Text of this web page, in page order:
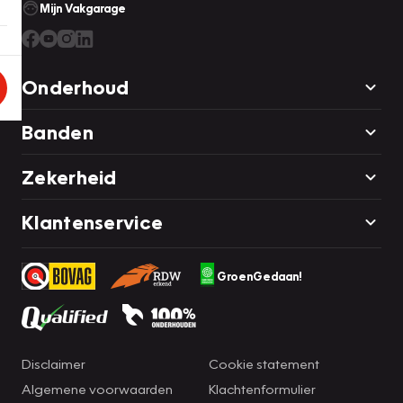
Mijn Vakgarage
Onderhoud
Banden
Zekerheid
Klantenservice
GroenGedaan!
Disclaimer
Algemene voorwaarden
Cookie statement
Klachtenformulier